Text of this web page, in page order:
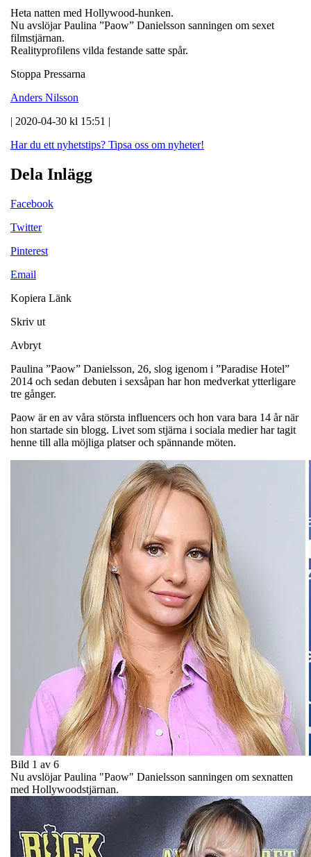
Heta natten med Hollywood-hunken.
Nu avslöjar Paulina ”Paow” Danielsson sanningen om sexet
filmstjärnan.
Realityprofilens vilda festande satte spår.
Stoppa Pressarna
Anders Nilsson
| 2020-04-30 kl 15:51 |
Har du ett nyhetstips? Tipsa oss om nyheter!
Dela Inlägg
Facebook
Twitter
Pinterest
Email
Kopiera Länk
Skriv ut
Avbryt
Paulina ”Paow” Danielsson, 26, slog igenom i ”Paradise Hotel”
2014 och sedan debuten i sexsåpan har hon medverkat ytterligare
tre gånger.
Paow är en av våra största influencers och hon vara bara 14 år när
hon startade sin blogg. Livet som stjärna i sociala medier har tagit
henne till alla möjliga platser och spännande möten.
Bild 1 av 6
Nu avslöjar Paulina "Paow" Danielsson sanningen om sexnatten
med Hollywoodstjärnan.